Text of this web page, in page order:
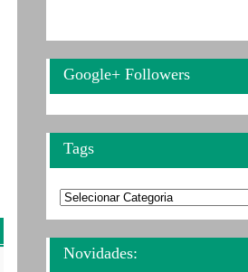
Google+ Followers
Tags
Novidades: